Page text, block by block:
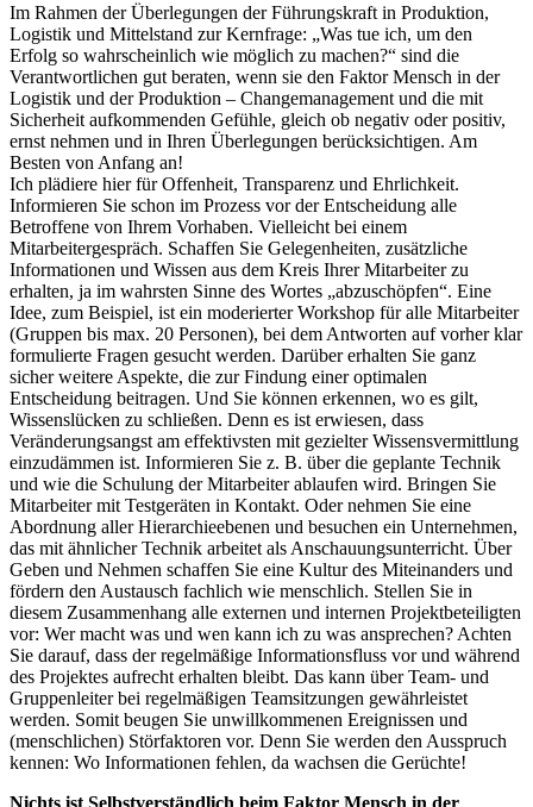
Im Rahmen der Überlegungen der Führungskraft in Produktion,
Logistik und Mittelstand zur Kernfrage: „Was tue ich, um den
Erfolg so wahrscheinlich wie möglich zu machen?“ sind die
Verantwortlichen gut beraten, wenn sie den Faktor Mensch in der
Logistik und der Produktion – Changemanagement und die mit
Sicherheit aufkommenden Gefühle, gleich ob negativ oder positiv,
ernst nehmen und in Ihren Überlegungen berücksichtigen. Am
Besten von Anfang an!
Ich plädiere hier für Offenheit, Transparenz und Ehrlichkeit.
Informieren Sie schon im Prozess vor der Entscheidung alle
Betroffene von Ihrem Vorhaben. Vielleicht bei einem
Mitarbeitergespräch. Schaffen Sie Gelegenheiten, zusätzliche
Informationen und Wissen aus dem Kreis Ihrer Mitarbeiter zu
erhalten, ja im wahrsten Sinne des Wortes „abzuschöpfen“. Eine
Idee, zum Beispiel, ist ein moderierter Workshop für alle Mitarbeiter
(Gruppen bis max. 20 Personen), bei dem Antworten auf vorher klar
formulierte Fragen gesucht werden. Darüber erhalten Sie ganz
sicher weitere Aspekte, die zur Findung einer optimalen
Entscheidung beitragen. Und Sie können erkennen, wo es gilt,
Wissenslücken zu schließen. Denn es ist erwiesen, dass
Veränderungsangst am effektivsten mit gezielter Wissensvermittlung
einzudämmen ist. Informieren Sie z. B. über die geplante Technik
und wie die Schulung der Mitarbeiter ablaufen wird. Bringen Sie
Mitarbeiter mit Testgeräten in Kontakt. Oder nehmen Sie eine
Abordnung aller Hierarchieebenen und besuchen ein Unternehmen,
das mit ähnlicher Technik arbeitet als Anschauungsunterricht. Über
Geben und Nehmen schaffen Sie eine Kultur des Miteinanders und
fördern den Austausch fachlich wie menschlich. Stellen Sie in
diesem Zusammenhang alle externen und internen Projektbeteiligten
vor: Wer macht was und wen kann ich zu was ansprechen? Achten
Sie darauf, dass der regelmäßige Informationsfluss vor und während
des Projektes aufrecht erhalten bleibt. Das kann über Team- und
Gruppenleiter bei regelmäßigen Teamsitzungen gewährleistet
werden. Somit beugen Sie unwillkommenen Ereignissen und
(menschlichen) Störfaktoren vor. Denn Sie werden den Ausspruch
kennen: Wo Informationen fehlen, da wachsen die Gerüchte!
Nichts ist Selbstverständlich beim Faktor Mensch in der